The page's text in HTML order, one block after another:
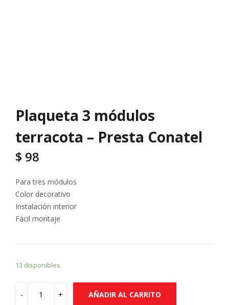
Plaqueta 3 módulos
terracota – Presta Conatel
$ 98
Para tres módulos
Color decorativo
Instalación interior
Fácil montaje
13 disponibles
AÑADIR AL CARRITO